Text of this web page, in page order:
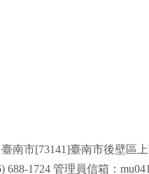
南市[73141]臺南市後壁區
688-1724 管理員信箱：